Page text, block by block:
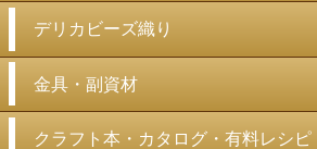
デリカビーズ織り
金具・副資材
クラフト本・カタログ・有料レシピ